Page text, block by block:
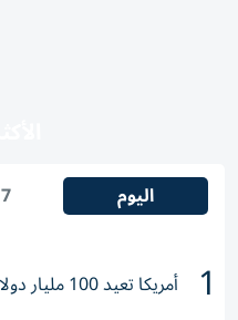
اليوم 7 أيام
1 أمريكا تعيد 100 مليار دولار من رسوم جمركية فرضها ترامب